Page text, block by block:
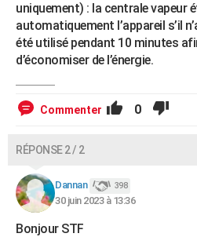
uniquement) : la centrale vapeur
automatiquement l’appareil s’il
été utilisé pendant 10 minutes
d’économiser de l’énergie.
Commenter 0
RÉPONSE 2 / 2
Dannan 398
30 juin 2023 à 13:36
Bonjour STF